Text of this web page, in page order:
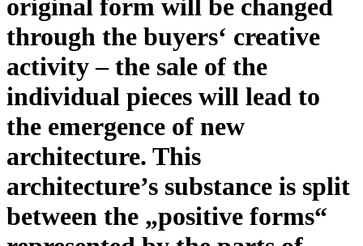
original form will be changed
through the buyers‘ creative
activity – the sale of the
individual pieces will lead to
the emergence of new
architecture. This
architecture’s substance is split
between the „positive forms“